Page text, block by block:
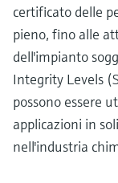
certificato delle
pieno, fino alle
dell'impianto
Integrity Levels
possono essere
applicazioni in
nell'industria